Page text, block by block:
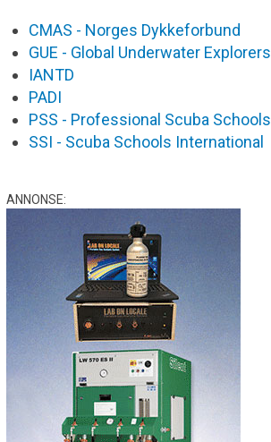
CMAS - Norges Dykkeforbund
GUE - Global Underwater Explorers
IANTD
PADI
PSS - Professional Scuba Schools
SSI - Scuba Schools International
ANNONSE: